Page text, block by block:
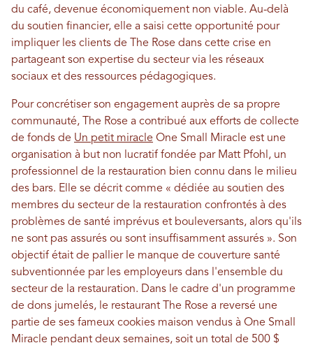
du café, devenue économiquement non viable. Au-delà
du soutien financier, elle a saisi cette opportunité pour
impliquer les clients de The Rose dans cette crise en
partageant son expertise du secteur via les réseaux
sociaux et des ressources pédagogiques.
Pour concrétiser son engagement auprès de sa propre
communauté, The Rose a contribué aux efforts de collecte
de fonds de Un petit miracle One Small Miracle est une
organisation à but non lucratif fondée par Matt Pfohl, un
professionnel de la restauration bien connu dans le milieu
des bars. Elle se décrit comme « dédiée au soutien des
membres du secteur de la restauration confrontés à des
problèmes de santé imprévus et bouleversants, alors qu'ils
ne sont pas assurés ou sont insuffisamment assurés ». Son
objectif était de pallier le manque de couverture santé
subventionnée par les employeurs dans l'ensemble du
secteur de la restauration. Dans le cadre d'un programme
de dons jumelés, le restaurant The Rose a reversé une
partie de ses fameux cookies maison vendus à One Small
Miracle pendant deux semaines, soit un total de 500 $